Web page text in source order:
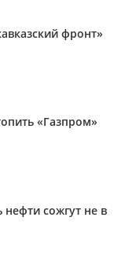
фронт»
«Газпром»
сожгут не в